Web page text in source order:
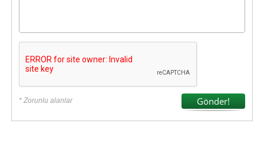
* Zorunlu alanlar